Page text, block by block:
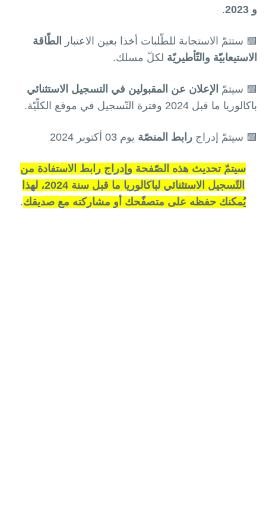
و 2023
.
🟩 ستتمّ الاستجابة للطّلبات أخذا بعين الاعتبار
الطّاقة
الاستيعابيّة والتّأطيريّة لكلّ مسلك.
🟩 سيتمّ الإعلان عن المقبولين في التسجيل الاستثنائي
باكالوريا ما قبل 2024 وفترة التّسجيل في موقع الكلّيّة.
🟩 سيتمّ إدراج رابط المنصّة يوم 03 أكتوبر 2024
سيتمّ تحديث هذه الصّفحة وإدراج رابط الاستفادة من
التّسجيل الاستثنائي لباكالوريا ما قبل سنة 2024، لهذا
يُمكنك حفظه على متصفّحك أو مشاركته مع صديقك.